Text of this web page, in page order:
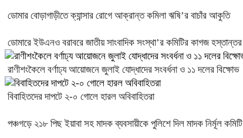
ডোমার বোড়াগাড়ীতে ক্যান্সার রোগে আক্রান্ত কমিলা ঋষি’র বাচাঁর আকুতি
ডোমারে ইউএনও বরাবরে জাতীয় সাংবাদিক সংস্থা’র কমিটির কাগজ হস্তান্তর
রাণীশংকৈলে বর্ণাঢ্য আয়োজনে জুলাই যোদ্ধাদের সংবর্ধনা ও ১১ দলের বিক্ষোভ
বিবাহিতদের দাপটে ২-০ গোলে হারল অবিবাহিতরা
পঞ্চগড়ে ২১৮ পিছ ইয়াবা সহ মাদক ব্যবসায়ীকে পুলিশে দিল মাদক নির্মূল কমিটি